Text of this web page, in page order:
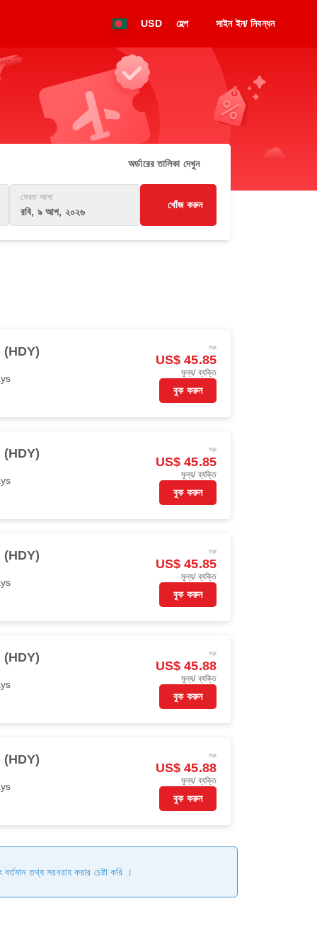
USD হেল্প সাইন ইন/ নিবন্ধন
অর্ডারের তালিকা দেখুন
ফেরত আসা
রবি, ৯ আগ, ২০২৬
খোঁজ করুন
(HDY) শুরু
US$ 45.85
মূল্য/ ব্যক্তি
বুক করুন
(HDY) শুরু
US$ 45.85
মূল্য/ ব্যক্তি
বুক করুন
(HDY) শুরু
US$ 45.85
মূল্য/ ব্যক্তি
বুক করুন
(HDY) শুরু
US$ 45.88
মূল্য/ ব্যক্তি
বুক করুন
(HDY) শুরু
US$ 45.88
মূল্য/ ব্যক্তি
বুক করুন
তথ্য সরবরাহ করার চেষ্টা করি ।